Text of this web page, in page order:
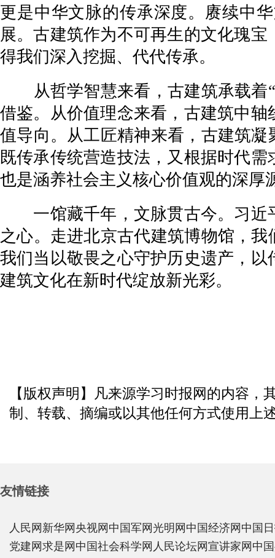
更是中华文脉的传承深度。赓续中
展。古建筑作为不可再生的文化瑰
得我们深入挖掘、代代传承。
从哲学智慧来看，古建筑承载着“
借鉴。从价值理念来看，古建筑中
值导向。从工匠精神来看，古建筑
既传承传统营造技法，又根据时代
也是涵养社会主义核心价值观的深厚
一馆藏千年，文脉贯古今。习近
之心。走进北京古代建筑博物馆，
我们当以敬畏之心守护历史遗产，
建筑文化在新时代绽放新光彩。
【版权声明】凡来源学习时报网的内容
制、转载、摘编或以其他任何方式使用上
友情链接
人民网 新华网 央视网 中国军网 光明网 中国经济网 中国
党建网 求是网 中国社会科学网 人民论坛网 宣讲家网 中